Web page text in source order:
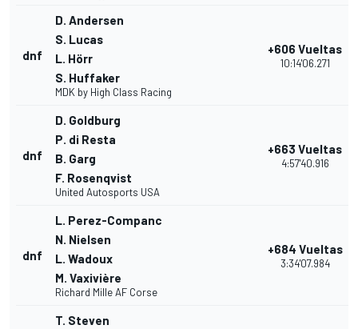
dnf
D. Andersen
S. Lucas
L. Hörr
S. Huffaker
MDK by High Class Racing
+606 Vueltas
10:14'06.271
dnf
D. Goldburg
P. di Resta
B. Garg
F. Rosenqvist
United Autosports USA
+663 Vueltas
4:57'40.916
dnf
L. Perez-Companc
N. Nielsen
L. Wadoux
M. Vaxivière
Richard Mille AF Corse
+684 Vueltas
3:34'07.984
T. Steven